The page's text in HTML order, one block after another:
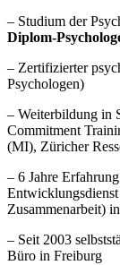
– Studium der
Diplom-
– Zertifizierter
Psychologen)
– Weiterbildung in
Commitment
(MI), Züricher
– 6 Jahre
Zusammenarbeit)
– Seit 2003
Büro in Freiburg